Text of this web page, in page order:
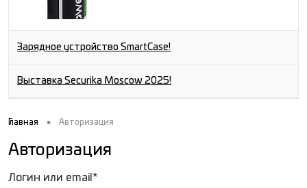
Зарядное устройство SmartCase!
Выставка Securika Moscow 2025!
Главная • Авторизация
Авторизация
Логин или email*